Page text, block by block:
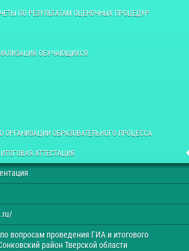
ПО РЕЗУЛЬТАТАМ ОЦЕНОЧНЫХ ПРОЦЕДУР
ОБУЧАЮЩИХСЯ
ОРГАНИЗАЦИИ ОБРАЗОВАТЕЛЬНОГО ПРОЦЕССА
АТТЕСТАЦИЯ
вопросам проведения ГИА и итогового
район Тверской области